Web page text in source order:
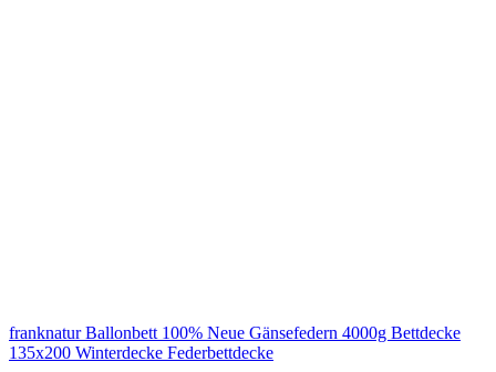
franknatur Ballonbett 100% Neue Gänsefedern 4000g Bettdecke
135x200 Winterdecke Federbettdecke